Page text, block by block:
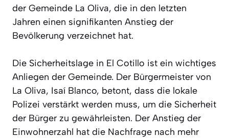
der Gemeinde La Oliva, die in den letzten
Jahren einen signifikanten Anstieg der
Bevölkerung verzeichnet hat.
Die Sicherheitslage in El Cotillo ist ein wichtiges
Anliegen der Gemeinde. Der Bürgermeister von
La Oliva, Isaí Blanco, betont, dass die lokale
Polizei verstärkt werden muss, um die Sicherheit
der Bürger zu gewährleisten. Der Anstieg der
Einwohnerzahl hat die Nachfrage nach mehr